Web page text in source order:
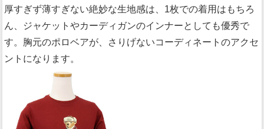
厚すぎず薄すぎない絶妙な生地感は、1枚での着用はもちろ
ん、ジャケットやカーディガンのインナーとしても優秀で
す。胸元のポロベアが、さりげないコーディネートのアクセ
ントになります。